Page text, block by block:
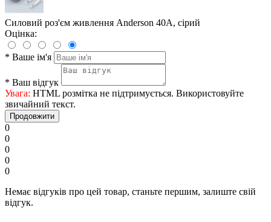
Силовий роз'єм живлення Anderson 40А, сірий
Оцінка:
* Ваше ім'я
* Ваш відгук
Увага: HTML розмітка не підтримується. Використовуйте
звичайний текст.
Продовжити
0
0
0
0
0
Немає відгуків про цей товар, станьте першим, залиште свій
відгук.